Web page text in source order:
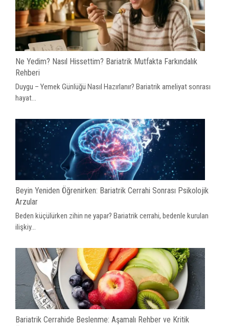
Ne Yedim? Nasıl Hissettim? Bariatrik Mutfakta Farkındalık
Rehberi
Duygu – Yemek Günlüğü Nasıl Hazırlanır? Bariatrik ameliyat sonrası
hayat...
Beyin Yeniden Öğrenirken: Bariatrik Cerrahi Sonrası Psikolojik
Arzular
Beden küçülürken zihin ne yapar? Bariatrik cerrahi, bedenle kurulan
ilişkiy...
Bariatrik Cerrahide Beslenme: Aşamalı Rehber ve Kritik